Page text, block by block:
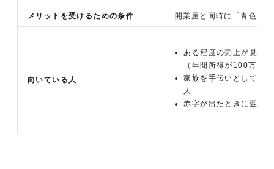
メリットを受けるための条件 開業届と同時に「青色申
向いている人
ある程度の売上が見込
（年間所得が100万円
家族を手伝いとして雇
人
赤字が出たときに翌年